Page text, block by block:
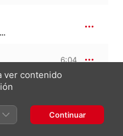
Schwanengesang, S. 560 · “El canto del cisne de Schubert, D957”
6:04
ver contenido
Continuar